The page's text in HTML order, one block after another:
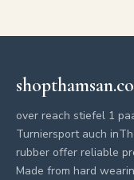
over reach stiefel 1
Turniersport auch
rubber offer reliable
Made from hard